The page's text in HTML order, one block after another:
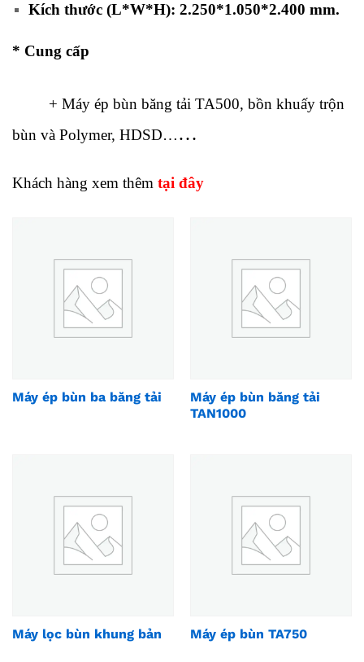
Kích thước (L*W*H): 2.250*1.050*2.400 mm.
* Cung cấp
+ Máy ép bùn băng tải TA500, bồn khuấy trộn
bùn và Polymer, HDSD……
Khách hàng xem thêm tại đây
Máy ép bùn ba băng tải
Máy ép bùn băng tải
TAN1000
Máy lọc bùn khung bản Máy ép bùn TA750